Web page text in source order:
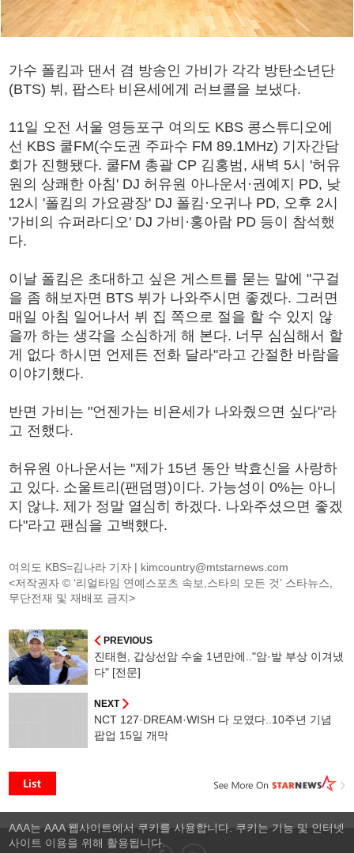
가수 폴킴과 댄서 겸 방송인 가비가 각각 방탄소년단
(BTS) 뷔, 팝스타 비욘세에게 러브콜을 보냈다.
11일 오전 서울 영등포구 여의도 KBS 콩스튜디오에
선 KBS 쿨FM(수도권 주파수 FM 89.1MHz) 기자간담
회가 진행됐다. 쿨FM 총괄 CP 김홍범, 새벽 5시 '허유
원의 상쾌한 아침' DJ 허유원 아나운서·권예지 PD, 낮
12시 '폴킴의 가요광장' DJ 폴킴·오귀나 PD, 오후 2시
'가비의 슈퍼라디오' DJ 가비·홍아람 PD 등이 참석했
다.
이날 폴킴은 초대하고 싶은 게스트를 묻는 말에 "구걸
을 좀 해보자면 BTS 뷔가 나와주시면 좋겠다. 그러면
매일 아침 일어나서 뷔 집 쪽으로 절을 할 수 있지 않
을까 하는 생각을 소심하게 해 본다. 너무 심심해서 할
게 없다 하시면 언제든 전화 달라"라고 간절한 바람을
이야기했다.
반면 가비는 "언젠가는 비욘세가 나와줬으면 싶다"라
고 전했다.
허유원 아나운서는 "제가 15년 동안 박효신을 사랑하
고 있다. 소울트리(팬덤명)이다. 가능성이 0%는 아니
지 않냐. 제가 정말 열심히 하겠다. 나와주셨으면 좋겠
다"라고 팬심을 고백했다.
여의도 KBS=김나라 기자 | kimcountry@mtstarnews.com
<저작권자 © ‘리얼타임 연예스포츠 속보,스타의 모든 것’ 스타뉴스,
무단전재 및 재배포 금지>
PREVIOUS
진태현, 갑상선암 수술 1년만에.."암·발 부상 이겨냈
다" [전문]
NEXT
NCT 127·DREAM·WISH 다 모였다..10주년 기념
팝업 15일 개막
AAA는 AAA 웹사이트에서 쿠키를 사용합니다. 쿠키는 기능 및 인터넷
사이트 이용을 위해 활용됩니다.